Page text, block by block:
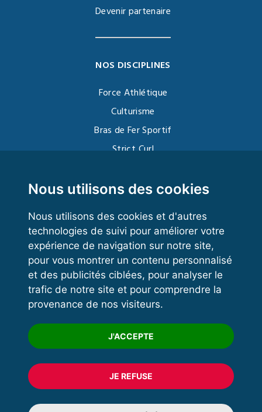
Nous utilisons des cookies
Nous utilisons des cookies et d'autres
technologies de suivi pour améliorer votre
expérience de navigation sur notre site,
pour vous montrer un contenu personnalisé
et des publicités ciblées, pour analyser le
trafic de notre site et pour comprendre la
provenance de nos visiteurs.
J'ACCEPTE
JE REFUSE
Devenir partenaire
NOS DISCIPLINES
Force Athlétique
Culturisme
Bras de Fer Sportif
Strict Curl
Kettlebell
VOS ESPACES
Espace dirigeant
Espace licencié
Trouver un club
Formation
© 2020 FFFORCE Tous droits réservés
Mentions légales